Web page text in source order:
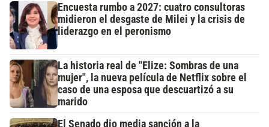
Encuesta rumbo a 2027: cuatro consultoras
midieron el desgaste de Milei y la crisis de
liderazgo en el peronismo
La historia real de "Elize: Sombras de una
mujer", la nueva película de Netflix sobre el
caso de una esposa que descuartizó a su
marido
El Senado dio media sanción a la